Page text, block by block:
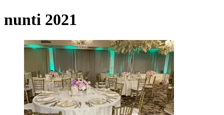
nunti 2021